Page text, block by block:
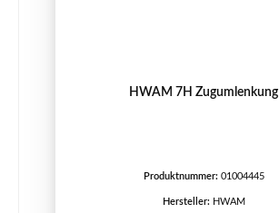
HWAM 7H Zugumlenkung
Produktnummer: 01004445
Hersteller: HWAM